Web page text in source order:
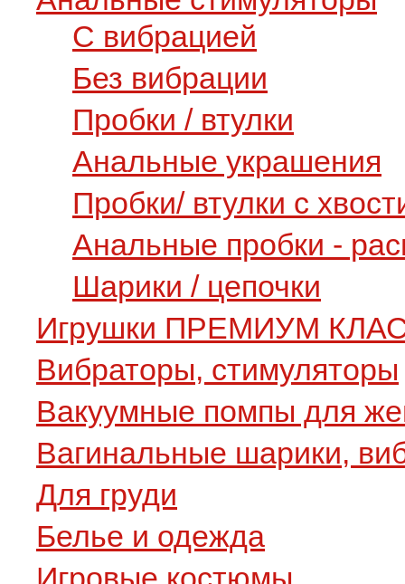
С вибрацией
Без вибрации
Пробки / втулки
Анальные украшения
Пробки/ втулки с
Анальные пробки -
Шарики / цепочки
Игрушки ПРЕМИУМ
Вибраторы, стимуляторы
Вакуумные помпы для
Вагинальные шарики,
Для груди
Белье и одежда